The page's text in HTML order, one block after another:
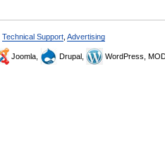
Technical Support Advertising
Joomla, Drupal, WordPress,